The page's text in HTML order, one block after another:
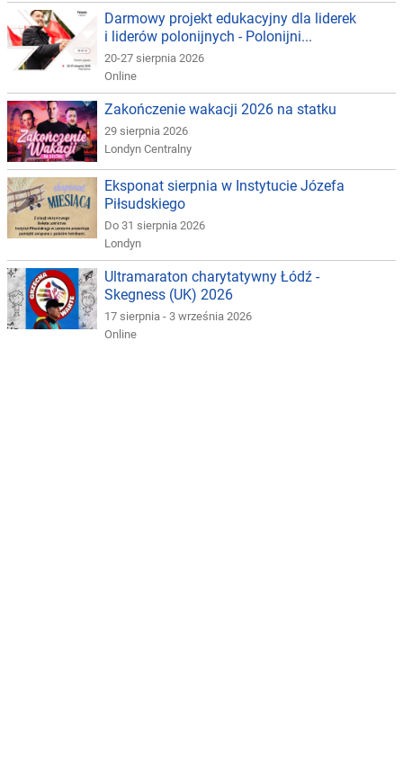
Darmowy projekt edukacyjny dla liderek
i liderów polonijnych - Polonijni...
20-27 sierpnia 2026
Online
Zakończenie wakacji 2026 na statku
29 sierpnia 2026
Londyn Centralny
Eksponat sierpnia w Instytucie Józefa
Piłsudskiego
Do 31 sierpnia 2026
Londyn
Ultramaraton charytatywny Łódź -
Skegness (UK) 2026
17 sierpnia - 3 września 2026
Online